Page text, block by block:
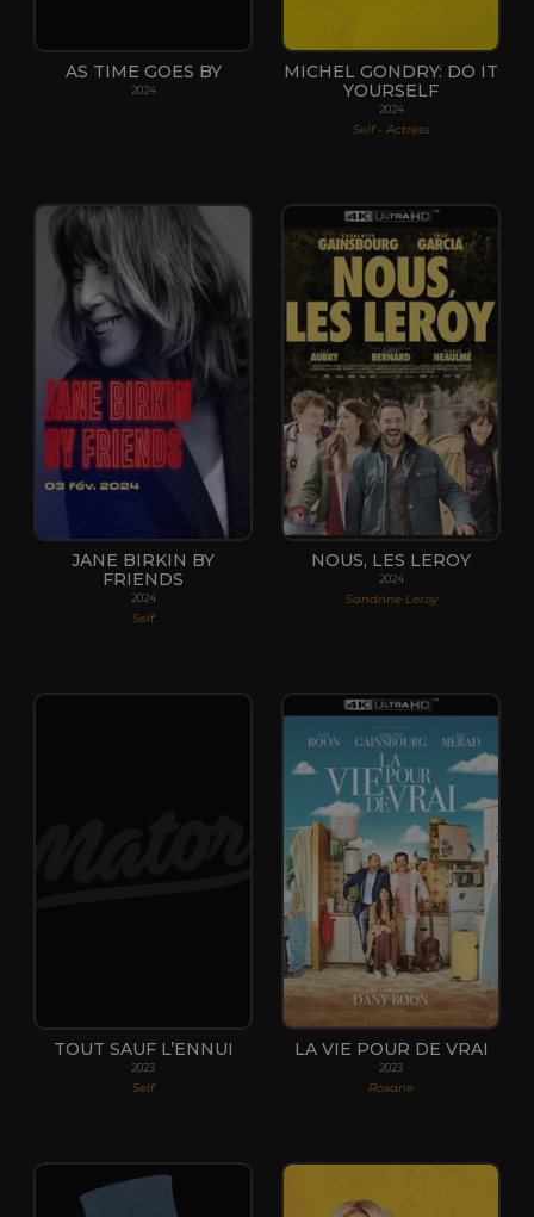
AS TIME GOES BY
2024
MICHEL GONDRY: DO IT
YOURSELF
2024
Self - Actress
JANE BIRKIN BY
FRIENDS
2024
Self
NOUS, LES LEROY
2024
Sandrine Leroy
TOUT SAUF L’ENNUI
2023
Self
LA VIE POUR DE VRAI
2023
Roxane